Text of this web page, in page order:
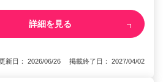
詳細を見る
新日： 2026/06/26 掲載終了日： 2027/04/02